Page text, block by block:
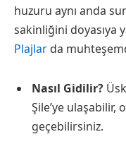
huzuru aynı anda
sakinliğini doyasıya
Plajlar da
Nasıl Gidilir?
Şile’ye ulaşabilir,
geçebilirsiniz.